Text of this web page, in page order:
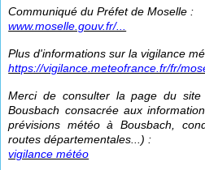
Communiqué du Préfet de Moselle :
www.moselle.gouv.fr/...
Plus d'informations sur la vigilance
https://vigilance.meteofrance.fr/fr/
Merci de consulter la page du
Bousbach consacrée aux
prévisions météo à Bousbach,
routes départementales...) :
vigilance météo